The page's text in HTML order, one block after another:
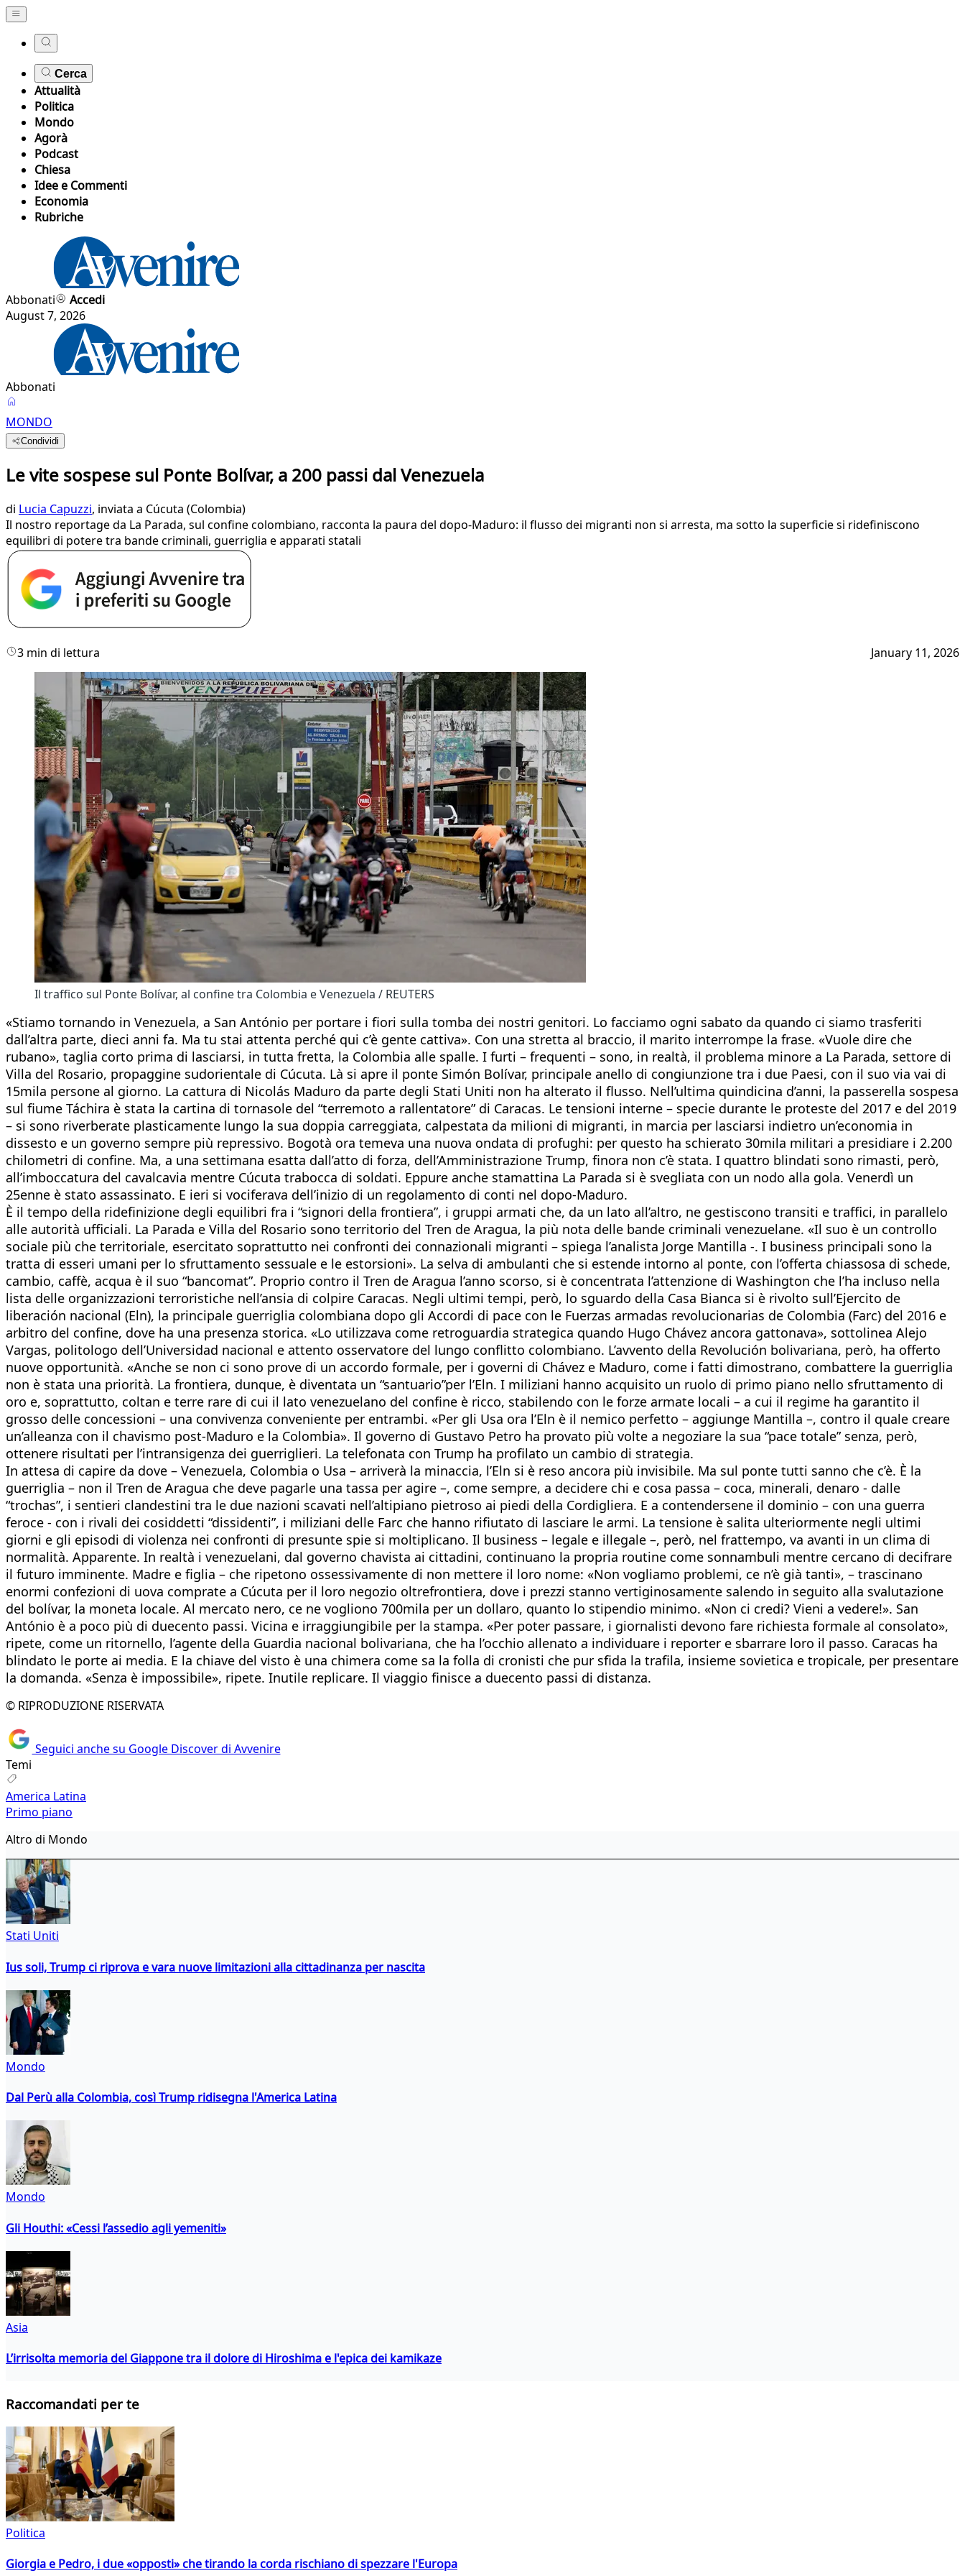
Cerca
Attualità
Politica
Mondo
Agorà
Podcast
Chiesa
Idee e Commenti
Economia
Rubriche
Abbonati
Accedi
August 7, 2026
Abbonati
MONDO
Condividi
Le vite sospese sul Ponte Bolívar, a 200 passi dal Venezuela
di Lucia Capuzzi, inviata a Cúcuta (Colombia)
Il nostro reportage da La Parada, sul confine colombiano, racconta la paura del dopo-Maduro: il flusso dei migranti non si arresta, ma sotto la superficie si ridefiniscono
equilibri di potere tra bande criminali, guerriglia e apparati statali
3 min di lettura January 11, 2026
Il traffico sul Ponte Bolívar, al confine tra Colombia e Venezuela / REUTERS
«Stiamo tornando in Venezuela, a San António per portare i fiori sulla tomba dei nostri genitori. Lo facciamo ogni sabato da quando ci siamo trasferiti
dall’altra parte, dieci anni fa. Ma tu stai attenta perché qui c’è gente cattiva». Con una stretta al braccio, il marito interrompe la frase. «Vuole dire che
rubano», taglia corto prima di lasciarsi, in tutta fretta, la Colombia alle spalle. I furti – frequenti – sono, in realtà, il problema minore a La Parada, settore di
Villa del Rosario, propaggine sudorientale di Cúcuta. Là si apre il ponte Simón Bolívar, principale anello di congiunzione tra i due Paesi, con il suo via vai di
15mila persone al giorno. La cattura di Nicolás Maduro da parte degli Stati Uniti non ha alterato il flusso. Nell’ultima quindicina d’anni, la passerella sospesa
sul fiume Táchira è stata la cartina di tornasole del “terremoto a rallentatore” di Caracas. Le tensioni interne – specie durante le proteste del 2017 e del 2019
– si sono riverberate plasticamente lungo la sua doppia carreggiata, calpestata da milioni di migranti, in marcia per lasciarsi indietro un’economia in
dissesto e un governo sempre più repressivo. Bogotà ora temeva una nuova ondata di profughi: per questo ha schierato 30mila militari a presidiare i 2.200
chilometri di confine. Ma, a una settimana esatta dall’atto di forza, dell’Amministrazione Trump, finora non c’è stata. I quattro blindati sono rimasti, però,
all’imboccatura del cavalcavia mentre Cúcuta trabocca di soldati. Eppure anche stamattina La Parada si è svegliata con un nodo alla gola. Venerdì un
25enne è stato assassinato. E ieri si vociferava dell’inizio di un regolamento di conti nel dopo-Maduro.
È il tempo della ridefinizione degli equilibri fra i “signori della frontiera”, i gruppi armati che, da un lato all’altro, ne gestiscono transiti e traffici, in parallelo
alle autorità ufficiali. La Parada e Villa del Rosario sono territorio del Tren de Aragua, la più nota delle bande criminali venezuelane. «Il suo è un controllo
sociale più che territoriale, esercitato soprattutto nei confronti dei connazionali migranti – spiega l’analista Jorge Mantilla -. I business principali sono la
tratta di esseri umani per lo sfruttamento sessuale e le estorsioni». La selva di ambulanti che si estende intorno al ponte, con l’offerta chiassosa di schede,
cambio, caffè, acqua è il suo “bancomat”. Proprio contro il Tren de Aragua l’anno scorso, si è concentrata l’attenzione di Washington che l’ha incluso nella
lista delle organizzazioni terroristiche nell’ansia di colpire Caracas. Negli ultimi tempi, però, lo sguardo della Casa Bianca si è rivolto sull’Ejercito de
liberación nacional (Eln), la principale guerriglia colombiana dopo gli Accordi di pace con le Fuerzas armadas revolucionarias de Colombia (Farc) del 2016 e
arbitro del confine, dove ha una presenza storica. «Lo utilizzava come retroguardia strategica quando Hugo Chávez ancora gattonava», sottolinea Alejo
Vargas, politologo dell’Universidad nacional e attento osservatore del lungo conflitto colombiano. L’avvento della Revolución bolivariana, però, ha offerto
nuove opportunità. «Anche se non ci sono prove di un accordo formale, per i governi di Chávez e Maduro, come i fatti dimostrano, combattere la guerriglia
non è stata una priorità. La frontiera, dunque, è diventata un “santuario”per l’Eln. I miliziani hanno acquisito un ruolo di primo piano nello sfruttamento di
oro e, soprattutto, coltan e terre rare di cui il lato venezuelano del confine è ricco, stabilendo con le forze armate locali – a cui il regime ha garantito il
grosso delle concessioni – una convivenza conveniente per entrambi. «Per gli Usa ora l’Eln è il nemico perfetto – aggiunge Mantilla –, contro il quale creare
un’alleanza con il chavismo post-Maduro e la Colombia». Il governo di Gustavo Petro ha provato più volte a negoziare la sua “pace totale” senza, però,
ottenere risultati per l’intransigenza dei guerriglieri. La telefonata con Trump ha profilato un cambio di strategia.
In attesa di capire da dove – Venezuela, Colombia o Usa – arriverà la minaccia, l’Eln si è reso ancora più invisibile. Ma sul ponte tutti sanno che c’è. È la
guerriglia – non il Tren de Aragua che deve pagarle una tassa per agire –, come sempre, a decidere chi e cosa passa – coca, minerali, denaro - dalle
“trochas”, i sentieri clandestini tra le due nazioni scavati nell’altipiano pietroso ai piedi della Cordigliera. E a contendersene il dominio – con una guerra
feroce - con i rivali dei cosiddetti “dissidenti”, i miliziani delle Farc che hanno rifiutato di lasciare le armi. La tensione è salita ulteriormente negli ultimi
giorni e gli episodi di violenza nei confronti di presunte spie si moltiplicano. Il business – legale e illegale –, però, nel frattempo, va avanti in un clima di
normalità. Apparente. In realtà i venezuelani, dal governo chavista ai cittadini, continuano la propria routine come sonnambuli mentre cercano di decifrare
il futuro imminente. Madre e figlia – che ripetono ossessivamente di non mettere il loro nome: «Non vogliamo problemi, ce n’è già tanti», – trascinano
enormi confezioni di uova comprate a Cúcuta per il loro negozio oltrefrontiera, dove i prezzi stanno vertiginosamente salendo in seguito alla svalutazione
del bolívar, la moneta locale. Al mercato nero, ce ne vogliono 700mila per un dollaro, quanto lo stipendio minimo. «Non ci credi? Vieni a vedere!». San
António è a poco più di duecento passi. Vicina e irraggiungibile per la stampa. «Per poter passare, i giornalisti devono fare richiesta formale al consolato»,
ripete, come un ritornello, l’agente della Guardia nacional bolivariana, che ha l’occhio allenato a individuare i reporter e sbarrare loro il passo. Caracas ha
blindato le porte ai media. E la chiave del visto è una chimera come sa la folla di cronisti che pur sfida la trafila, insieme sovietica e tropicale, per presentare
la domanda. «Senza è impossibile», ripete. Inutile replicare. Il viaggio finisce a duecento passi di distanza.
© RIPRODUZIONE RISERVATA
Seguici anche su Google Discover di Avvenire
Temi
America Latina
Primo piano
Altro di Mondo
Stati Uniti
Ius soli, Trump ci riprova e vara nuove limitazioni alla cittadinanza per nascita
Mondo
Dal Perù alla Colombia, così Trump ridisegna l'America Latina
Mondo
Gli Houthi: «Cessi l’assedio agli yemeniti»
Asia
L’irrisolta memoria del Giappone tra il dolore di Hiroshima e l'epica dei kamikaze
Raccomandati per te
Politica
Giorgia e Pedro, i due «opposti» che tirando la corda rischiano di spezzare l'Europa